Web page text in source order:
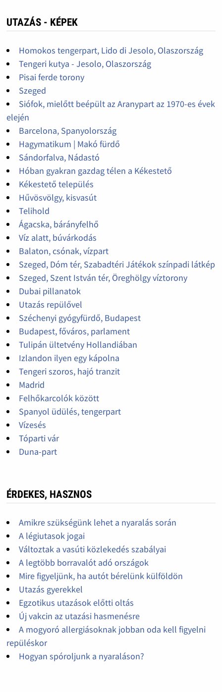
UTAZÁS - KÉPEK
Homokos tengerpart, Lido di Jesolo, Olaszország
Tengeri kutya - Jesolo, Olaszország
Pisai ferde torony
Szeged
Siófok, mielőtt beépült az Aranypart az 1970-es évek
elején
Barcelona, Spanyolország
Hagymatikum | Makó fürdő
Sándorfalva, Nádastó
Hóban gyakran gazdag télen a Kékestető
Kékestető település
Hűvösvölgy, kisvasút
Telihold
Ágacska, bárányfelhő
Víz alatt, búvárkodás
Balaton, csónak, vízpart
Szeged, Dóm tér, Szabadtéri Játékok színpadi látkép
Szeged, Szent István tér, Öreghölgy víztorony
Dubai pillanatok
Utazás repülővel
Széchenyi gyógyfürdő, Budapest
Budapest, főváros, parlament
Tulipán ültetvény Hollandiában
Izlandon ilyen egy kápolna
Tengeri szoros, hajó tranzit
Madrid
Felhőkarcolók között
Spanyol üdülés, tengerpart
Vízesés
Tóparti vár
Duna-part
ÉRDEKES, HASZNOS
Amikre szükségünk lehet a nyaralás során
A légiutasok jogai
Változtak a vasúti közlekedés szabályai
A legtöbb borravalót adó országok
Mire figyeljünk, ha autót bérelünk külföldön
Utazás gyerekkel
Egzotikus utazások előtti oltás
Új vakcin az utazási hasmenésre
A mogyoró allergiásoknak jobban oda kell figyelni
repüléskor
Hogyan spóroljunk a nyaraláson?